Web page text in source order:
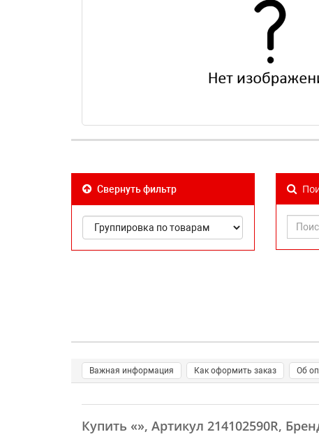
Свернуть фильтр
Важная информация Как оформить заказ Об
Купить «», Артикул 214102590R,